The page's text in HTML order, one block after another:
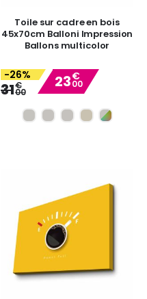
Toile sur cadre en bois
45x70cm Balloni Impression
Ballons multicolor
-26%
31€
00
Special
Price
23€
00